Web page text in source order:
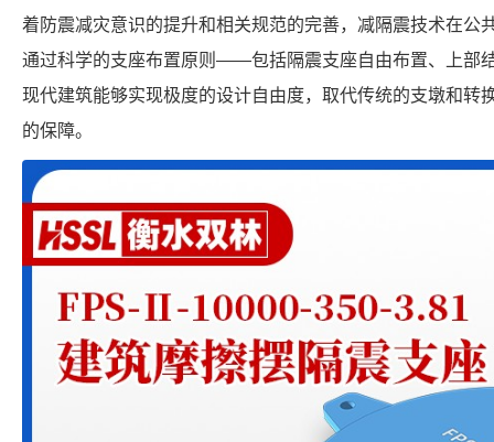
着防震减灾意识的提升和相关规范的完善，减隔震技术在公
通过科学的支座布置原则——包括隔震支座自由布置、上
现代建筑能够实现极度的设计自由度，取代传统的支墩和转
的保障。